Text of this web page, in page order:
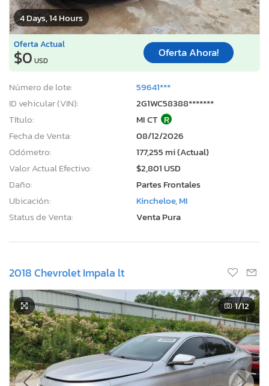
4 Days, 14 Hours
Oferta Actual
$0 USD
Oferta Ahora!
Número de lote:
59641***
ID vehicular (VIN):
2G1WC58388*******
Título:
MI CT R
Fecha de Venta:
08/12/2026
Odómetro:
177,255 mi (Actual)
Valor Actual Efectivo:
$2,801 USD
Daño:
Partes Frontales
Ubicación:
Kincheloe, MI
Status de Venta:
Venta Pura
2018 Chevrolet Impala lt
1/12